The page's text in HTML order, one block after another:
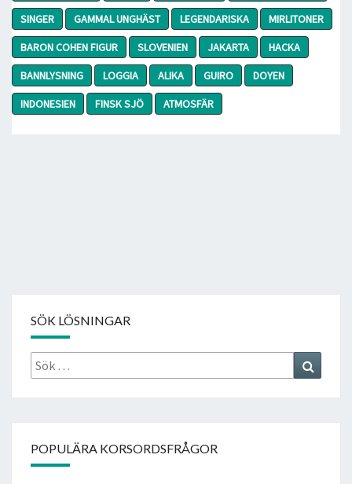
SINGER
GAMMAL UNGHÄST LEGENDARISKA
MIRLITONER
BARON COHEN FIGUR
SLOVENIEN JAKARTA
HACKA
BANNLYSNING
LOGGIA ALIKA GUIRO
DOYEN
INDONESIEN
FINSK SJÖ ATMOSFÄR
SÖK LÖSNINGAR
Sök
efter:
POPULÄRA KORSORDSFRÅGOR